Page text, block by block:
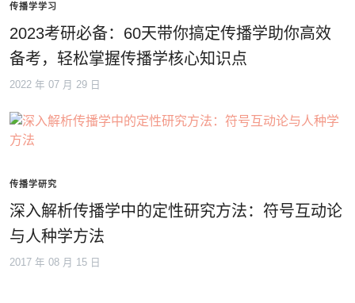
传播学学习
2023考研必备：60天带你搞定传播学助你高效
备考，轻松掌握传播学核心知识点
2022 年 07 月 29 日
传播学研究
深入解析传播学中的定性研究方法：符号互动论
与人种学方法
2017 年 08 月 15 日